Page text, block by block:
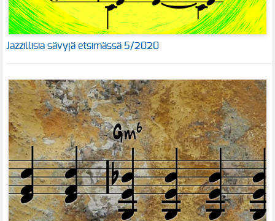
Jazzillisia sävyjä etsimässä 5/2020